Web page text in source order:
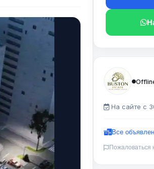
На сайте с
Все
Пожаловаться